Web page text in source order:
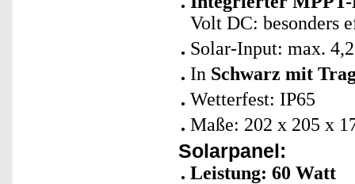
Volt DC: besonders
Solar-Input: max.
In Schwarz mit
Wetterfest: IP65
Maße: 202 x 205 x
Solarpanel:
Leistung: 60 Watt